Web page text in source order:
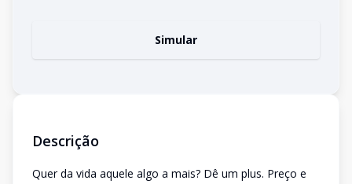
Simular
Descrição
Quer da vida aquele algo a mais? Dê um plus. Preço e